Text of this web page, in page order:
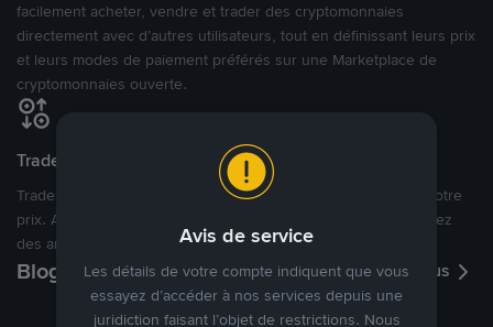
facilement acheter, vendre et trader des cryptomonnaies
directement avec d’autres utilisateurs, tout en définissant leurs prix
et leurs modes de paiement préférés sur une Marketplace de
cryptomonnaies ouverte.
Tradez à des prix avantageux pour vous
Tradez des cryptos en étant libres d’acheter et de vendre à votre
prix. Achetez ou vendez à partir des offres existantes, ou créez
des annonces commerciales pour fixer vos propres prix.
Blog P2P Voir plus
Avis de service
Les détails de votre compte indiquent que vous
essayez d’accéder à nos services depuis une
juridiction faisant l’objet de restrictions. Nous